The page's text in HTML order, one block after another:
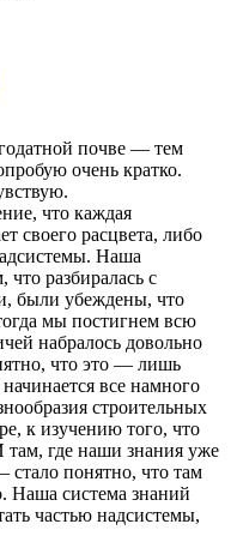
почве — тем
очень кратко.
что каждая
своего расцвета, либо
Наша
что разбиралась с
были убеждены, что
мы постигнем всю
набралось довольно
что это — лишь
все намного
строительных
к изучению того, что
там, где наши знания уже
стало понятно, что там
Наша система знаний
частью надсистемы,